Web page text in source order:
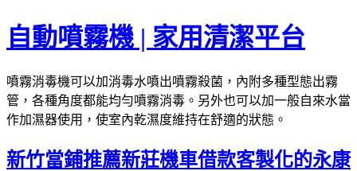
跳
至
要
內
容
自動噴霧機 | 家用清潔平台
噴霧消毒機可以加消毒水噴出噴霧殺菌，內附多種型態出霧
管，各種角度都能均勻噴霧消毒。另外也可以加一般自來水當
作加濕器使用，使室內乾濕度維持在舒適的狀態。
新竹當鋪推薦新莊機車借款客製化的永康